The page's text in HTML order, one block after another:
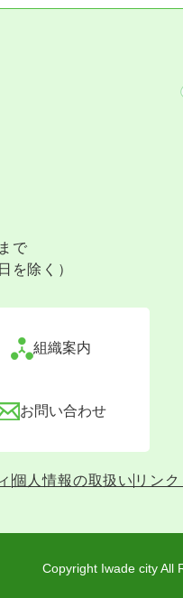
で
を除く）
組織案内
お問い合わせ
個人情報の取扱い リン
Copyright Iwade city All